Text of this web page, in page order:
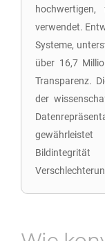
verwendet.
Systeme,
über 16,7
Transparenz.
der